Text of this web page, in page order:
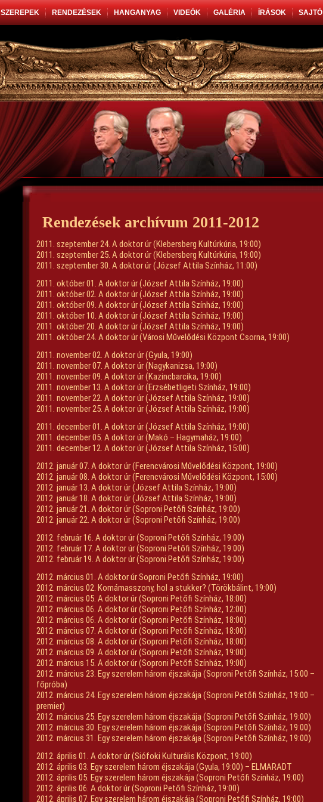
SZEREPEK RENDEZÉSEK HANGANYAG VIDEÓK GALÉRIA ÍRÁSOK SAJTÓ
Rendezések archívum 2011-2012
2011. szeptember 24. A doktor úr (Klebersberg Kultúrkúria, 19:00)
2011. szeptember 25. A doktor úr (Klebersberg Kultúrkúria, 19:00)
2011. szeptember 30. A doktor úr (József Attila Színház, 11:00)
2011. október 01. A doktor úr (József Attila Színház, 19:00)
2011. október 02. A doktor úr (József Attila Színház, 19:00)
2011. október 09. A doktor úr (József Attila Színház, 19:00)
2011. október 10. A doktor úr (József Attila Színház, 19:00)
2011. október 20. A doktor úr (József Attila Színház, 19:00)
2011. október 24. A doktor úr (Városi Művelődési Központ Csorna, 19:00)
2011. november 02. A doktor úr (Gyula, 19:00)
2011. november 07. A doktor úr (Nagykanizsa, 19:00)
2011. november 09. A doktor úr (Kazincbarcika, 19:00)
2011. november 13. A doktor úr (Erzsébetligeti Színház, 19:00)
2011. november 22. A doktor úr (József Attila Színház, 19:00)
2011. november 25. A doktor úr (József Attila Színház, 19:00)
2011. december 01. A doktor úr (József Attila Színház, 19:00)
2011. december 05. A doktor úr (Makó – Hagymaház, 19:00)
2011. december 12. A doktor úr (József Attila Színház, 15:00)
2012. január 07. A doktor úr (Ferencvárosi Művelődési Központ, 19:00)
2012. január 08. A doktor úr (Ferencvárosi Művelődési Központ, 15:00)
2012. január 13. A doktor úr (József Attila Színház, 19:00)
2012. január 18. A doktor úr (József Attila Színház, 19:00)
2012. január 21. A doktor úr (Soproni Petőfi Színház, 19:00)
2012. január 22. A doktor úr (Soproni Petőfi Színház, 19:00)
2012. február 16. A doktor úr (Soproni Petőfi Színház, 19:00)
2012. február 17. A doktor úr (Soproni Petőfi Színház, 19:00)
2012. február 19. A doktor úr (Soproni Petőfi Színház, 19:00)
2012. március 01. A doktor úr Soproni Petőfi Színház, 19:00)
2012. március 02. Komámasszony, hol a stukker? (Törökbálint, 19:00)
2012. március 05. A doktor úr (Soproni Petőfi Színház, 18:00)
2012. március 06. A doktor úr (Soproni Petőfi Színház, 12:00)
2012. március 06. A doktor úr (Soproni Petőfi Színház, 18:00)
2012. március 07. A doktor úr (Soproni Petőfi Színház, 18:00)
2012. március 08. A doktor úr (Soproni Petőfi Színház, 18:00)
2012. március 09. A doktor úr (Soproni Petőfi Színház, 19:00)
2012. március 15. A doktor úr (Soproni Petőfi Színház, 19:00)
2012. március 23. Egy szerelem három éjszakája (Soproni Petőfi Színház, 15:00 –
főpróba)
2012. március 24. Egy szerelem három éjszakája (Soproni Petőfi Színház, 19:00 –
premier)
2012. március 25. Egy szerelem három éjszakája (Soproni Petőfi Színház, 19:00)
2012. március 30. Egy szerelem három éjszakája (Soproni Petőfi Színház, 19:00)
2012. március 31. Egy szerelem három éjszakája (Soproni Petőfi Színház, 19:00)
2012. április 01. A doktor úr (Siófoki Kulturális Központ, 19:00)
2012. április 03. Egy szerelem három éjszakája (Gyula, 19:00) – ELMARADT
2012. április 05. Egy szerelem három éjszakája (Soproni Petőfi Színház, 19:00)
2012. április 06. A doktor úr (Soproni Petőfi Színház, 19:00)
2012. április 07. Egy szerelem három éjszakája (Soproni Petőfi Színház, 19:00)